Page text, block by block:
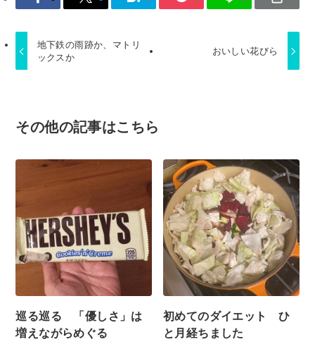
地下鉄の雨跡か、マトリ
ックスか
おいしい花びら
その他の記事はこちら
巡る巡る 「優しさ」は
増えながらめぐる
初めてのダイエット ひ
と月経ちました